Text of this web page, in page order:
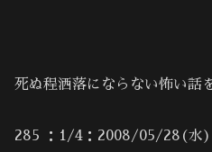
死ぬ程洒落にならない怖い話
285 ：1/4：2008/05/28(水)